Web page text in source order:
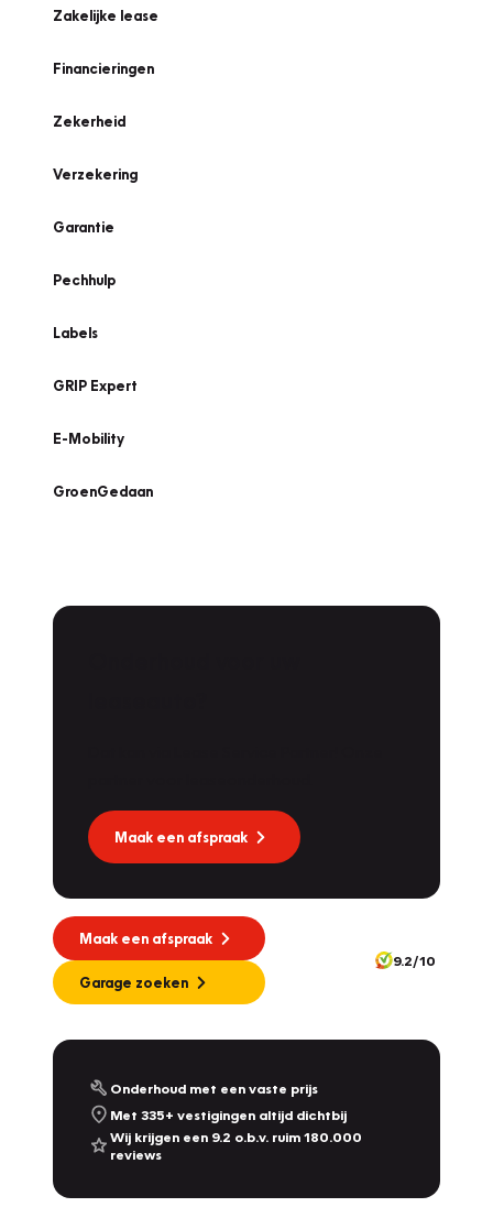
Zakelijke lease
Financieringen
Zekerheid
Verzekering
Garantie
Pechhulp
Labels
GRIP Expert
E-Mobility
GroenGedaan
Maak een afspraak
Maak een afspraak
Garage zoeken
9.2/10
Onderhoud met een vaste prijs
Met 335+ vestigingen altijd dichtbij
Wij krijgen een 9.2 o.b.v. ruim 180.000
reviews